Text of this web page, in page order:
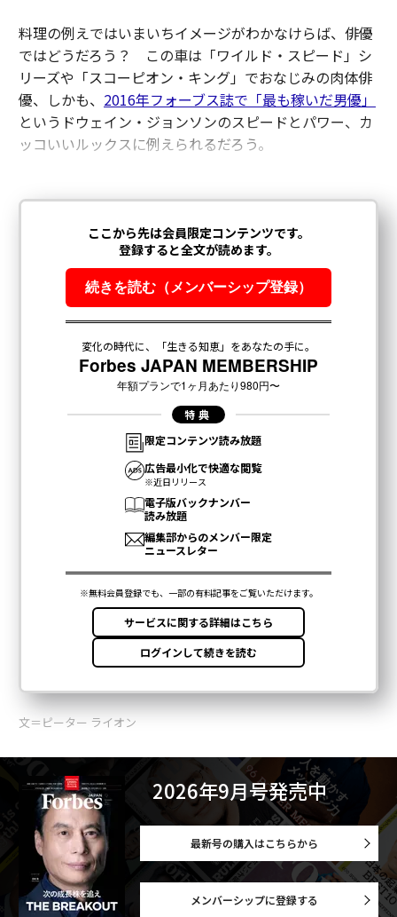
料理の例えではいまいちイメージがわかなけらば、俳優
ではどうだろう？ この車は「ワイルド・スピード」シ
リーズや「スコーピオン・キング」でおなじみの肉体俳
優、しかも、 2016年フォーブス誌で「最も稼いだ男優」
というドウェイン・ジョンソンのスピードとパワー、カ
ッコいいルックスに例えられるだろう。
文＝ピーター ライオン
2026年9月号発売中
最新号の購入はこちらから
メンバーシップに登録する